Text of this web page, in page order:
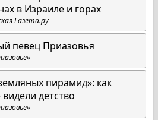
в Израиле и горах
Газета.ру
певец Приазовья
пирамид»: как
детство